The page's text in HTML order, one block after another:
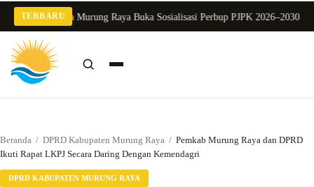
TERBARU
Pj Sekda Murung Raya Buka Sosialisasi Perbup PJPK 2026–2030Dukung
Beranda / DPRD Kabupaten Murung Raya / Pemkab Murung Raya dan DPRD
Ikuti Rapat LKPJ Secara Daring Dengan Kemendagri
DPRD KABUPATEN MURUNG RAYA